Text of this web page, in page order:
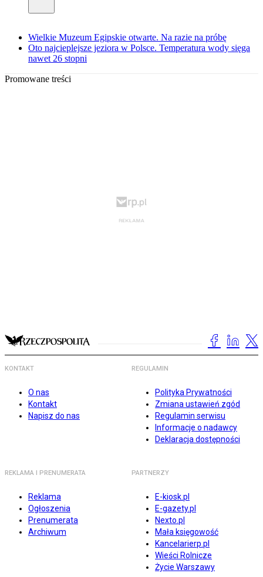
Wielkie Muzeum Egipskie otwarte. Na razie na próbę
Oto najcieplejsze jeziora w Polsce. Temperatura wody sięga
nawet 26 stopni
Promowane treści
KONTAKT
O nas
Kontakt
Napisz do nas
REGULAMIN
Polityka Prywatności
Zmiana ustawień zgód
Regulamin serwisu
Informacje o nadawcy
Deklaracja dostępności
REKLAMA I PRENUMERATA
Reklama
Ogłoszenia
Prenumerata
Archiwum
PARTNERZY
E-kiosk.pl
E-gazety.pl
Nexto.pl
Mała księgowość
Kancelarierp.pl
Wieści Rolnicze
Życie Warszawy